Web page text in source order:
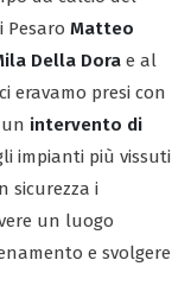
Pesaro Matteo
Della Dora e al
eravamo presi con
intervento di
impianti più vissuti
sicurezza i
un luogo
e svolgere